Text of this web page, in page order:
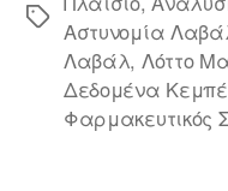
Ετικέτες
Αστυνομία
Λαβάλ, Λόττο
Δεδομένα
Φαρμακευτικός